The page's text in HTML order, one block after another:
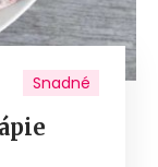
Snadné